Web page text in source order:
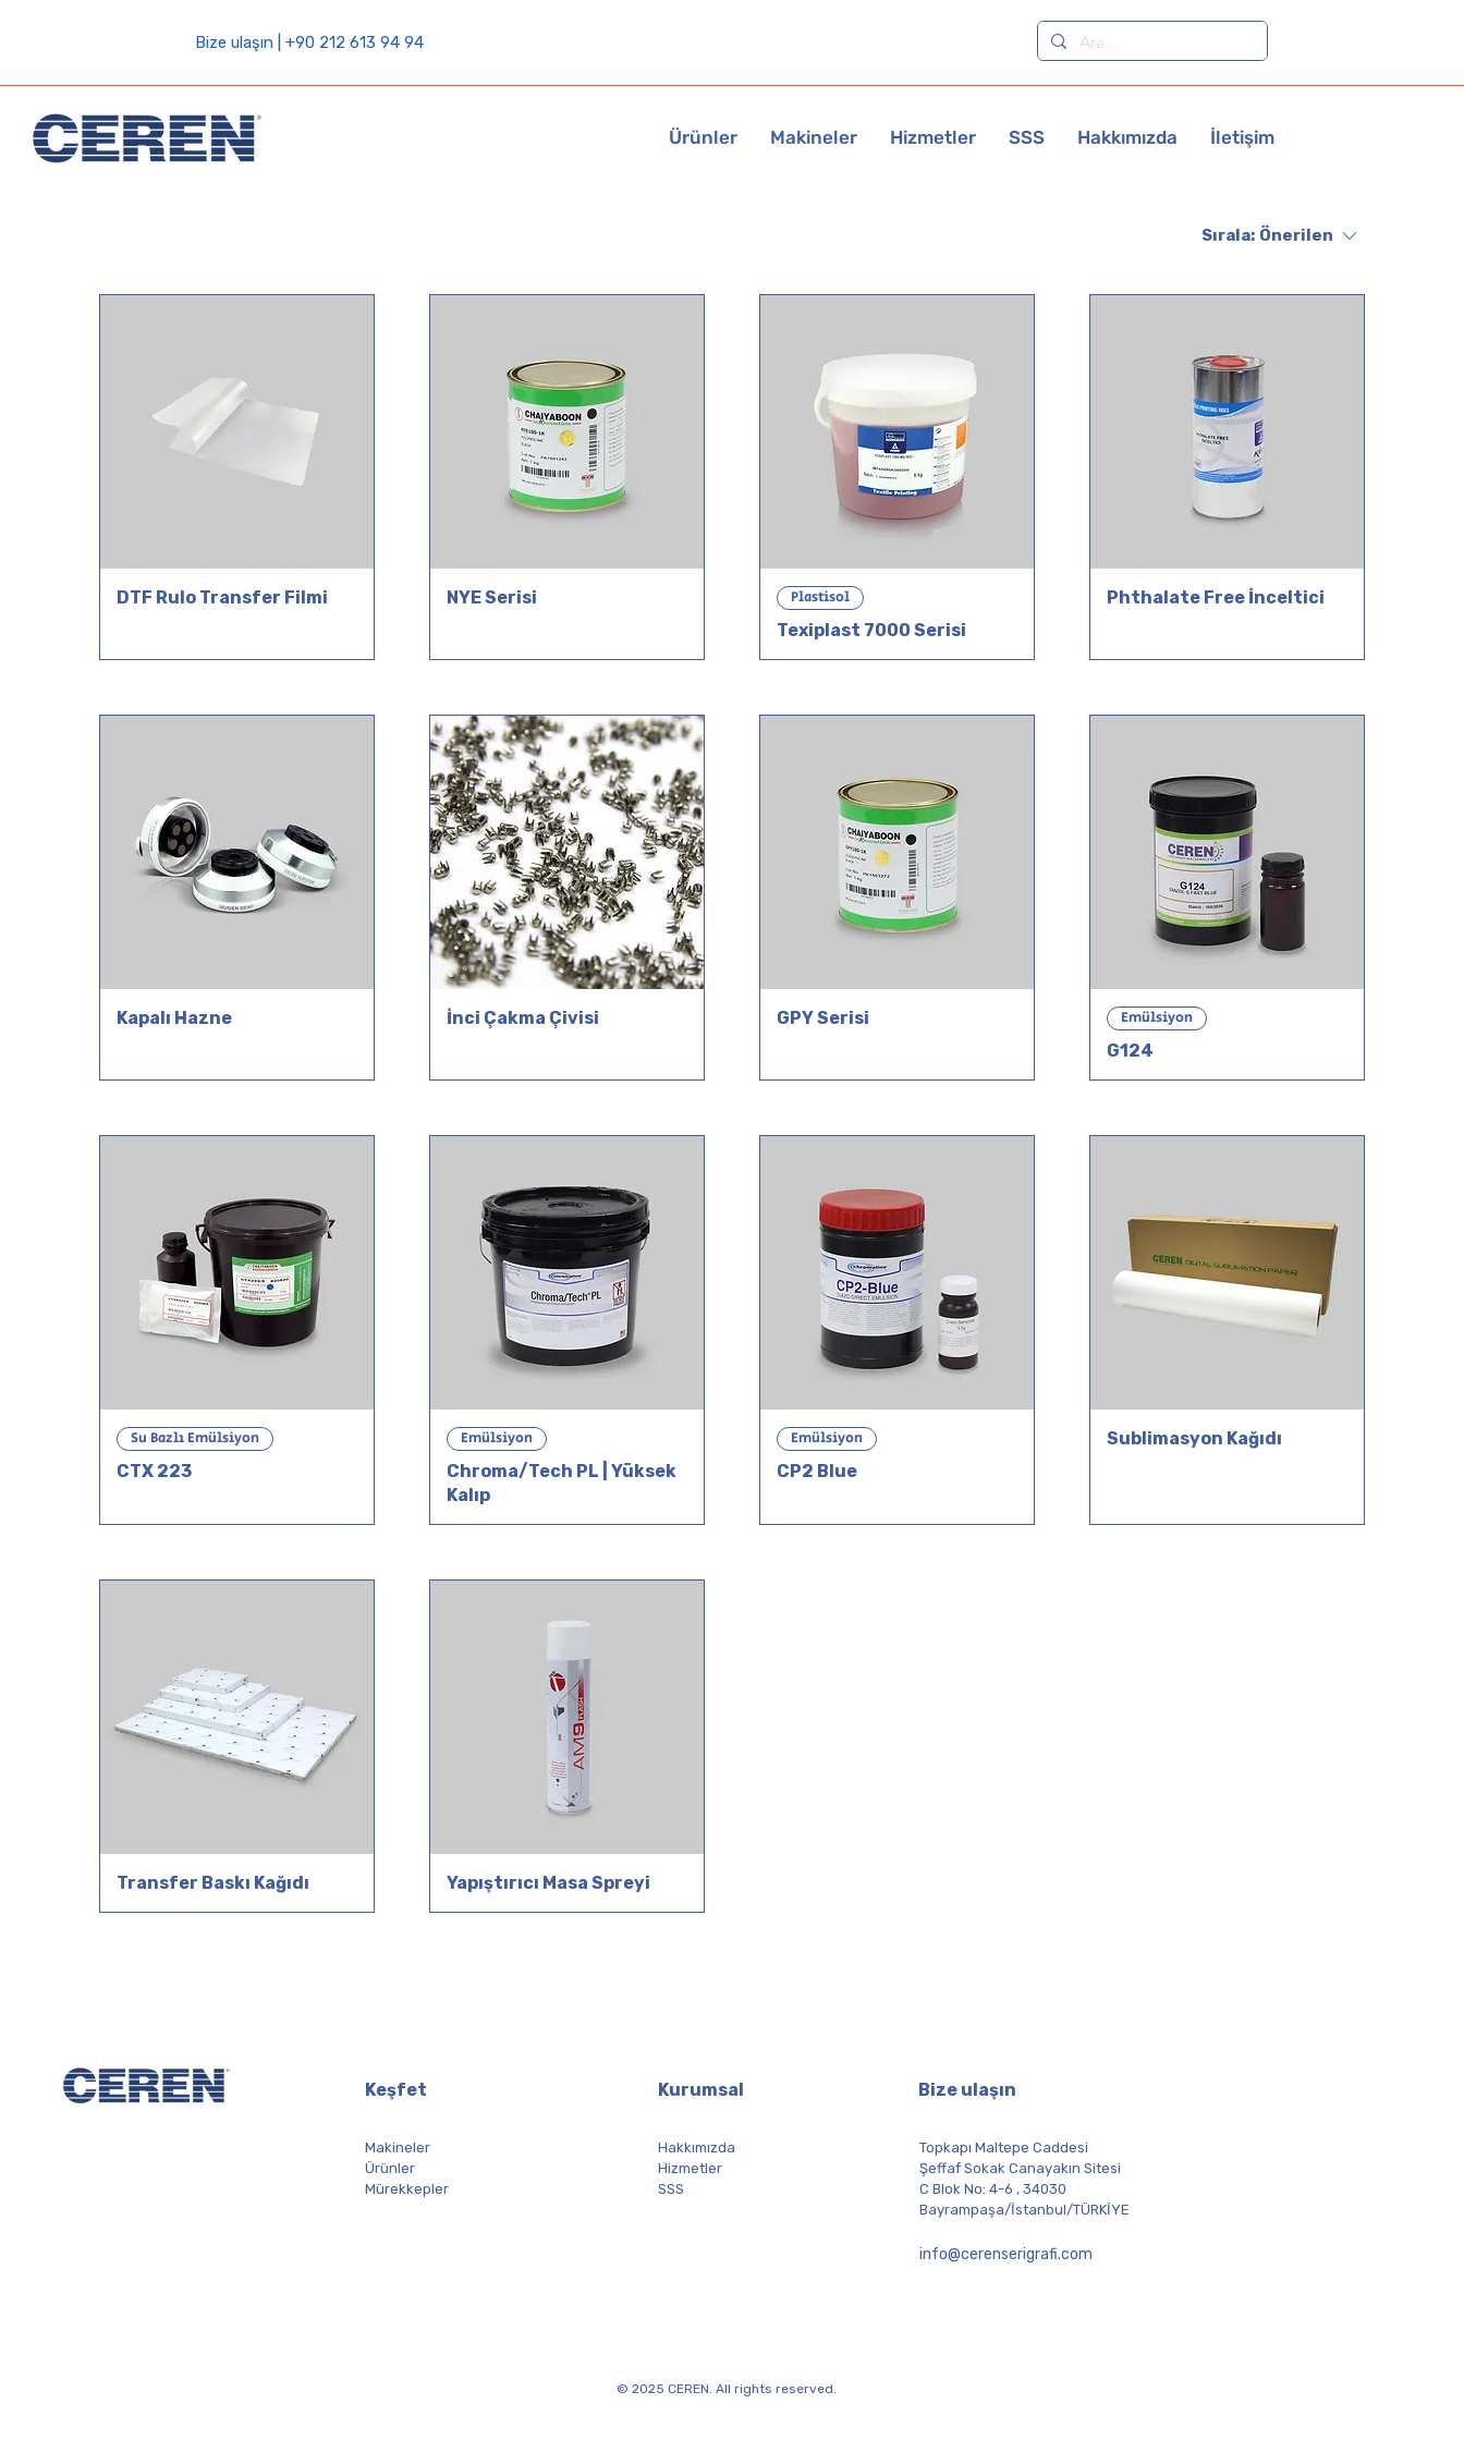
Bize ulaşın | +90 212 613 94 94
Ürünler Makineler Hizmetler SSS Hakkımızda İletişim
Sırala: Önerilen
DTF Rulo Transfer Filmi NYE Serisi
Plastisol
Texiplast 7000 Serisi
Phthalate Free İnceltici
Kapalı Hazne İnci Çakma Çivisi GPY Serisi
Emülsiyon
G124
Su Bazlı Emülsiyon
CTX 223
Emülsiyon
Chroma/Tech PL | Yüksek
Kalıp
Emülsiyon
CP2 Blue
Sublimasyon Kağıdı
Transfer Baskı Kağıdı Yapıştırıcı Masa Spreyi
Keşfet
Makineler
Ürünler
Mürekkepler
Kurumsal
Hakkımızda
Hizmetler
SSS
Bize ulaşın
Topkapı Maltepe Caddesi
Şeffaf Sokak Canayakın Sitesi
C Blok No: 4-6 , 34030
Bayrampaşa/İstanbul/TÜRKİYE
info@cerenserigrafi.com
© 2025 CEREN. All rights reserved.